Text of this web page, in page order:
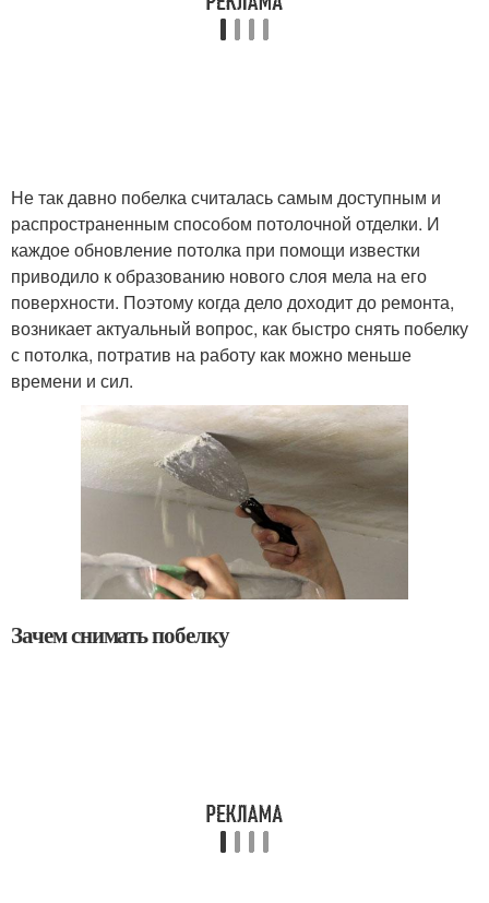
Не так давно побелка считалась самым доступным и
распространенным способом потолочной отделки. И
каждое обновление потолка при помощи известки
приводило к образованию нового слоя мела на его
поверхности. Поэтому когда дело доходит до ремонта,
возникает актуальный вопрос, как быстро снять побелку
с потолка, потратив на работу как можно меньше
времени и сил.
Зачем снимать побелку